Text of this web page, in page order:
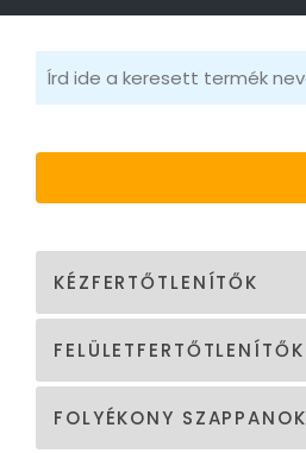
KÉZFERTŐTLENÍTŐK
FELÜLETFERTŐTLENÍTŐK
FOLYÉKONY SZAPPANOK